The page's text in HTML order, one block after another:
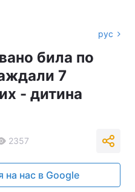
рус
била по
7
- дитина
2357
на нас в Google